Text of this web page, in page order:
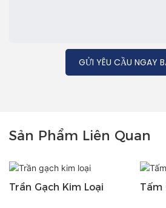
GỬI YÊU CẦU NGAY
Sản Phẩm Liên Quan
Trần Gạch Kim Loại Tấm